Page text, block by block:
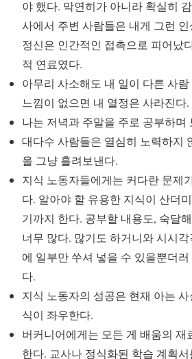
야 했다. 막연히가 아니라 확실히
사에서 주변 사람들은 내게 그런
정신은 인간적인 접촉으로 피어났
적 연료였다.
아무리 사소해도 내 일이 다른 사
느낌이 없으면 내 열정은 사라진다.
나는 저녁과 주말을 주로 공부하며
대다수 사람들은 열심히 노력하지
을 그냥 흘려보낸다.
지식 노동자들에게는 커다란 문제
다. 알아야 할 유용한 지식이 산더
기까지 한다. 공부할 내용도, 숙달
너무 많다. 많기도 하거니와 시시
에 일부만 쑤셔 넣을 수 있을뿐더
다.
지식 노동자의 성공은 현재 아는
식이 좌우한다.
버커니어에게는 모든 게 배움의 재
한다. 교사나 정식화된 학습 계획